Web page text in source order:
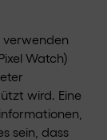
verwenden
Watch)
wird. Eine
sein, dass